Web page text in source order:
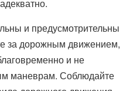
и предусмотрительны
за дорожным движением,
и не
маневрам. Соблюдайте